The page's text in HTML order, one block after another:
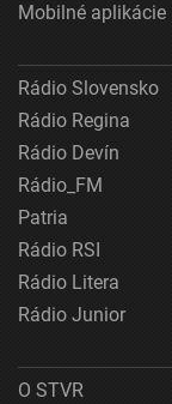
Mobilné aplikácie
Rádio Slovensko
Rádio Regina
Rádio Devín
Rádio_FM
Patria
Rádio RSI
Rádio Litera
Rádio Junior
O STVR